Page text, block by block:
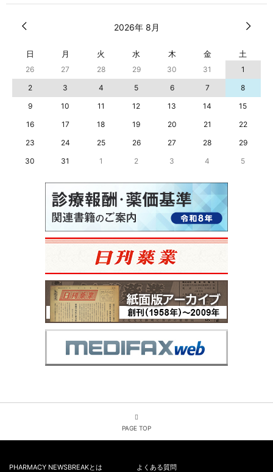
2026年 8月
日 月 火 水 木 金 土
26 27 28 29 30 31
1
2
3 4 5 6 7
8
9
10 11 12 13 14
15
16
17 18 19 20 21
22
23
24 25 26 27 28
29
30
31 1 2 3 4 5
PAGE TOP
PHARMACY NEWSBREAKとは
よくある質問